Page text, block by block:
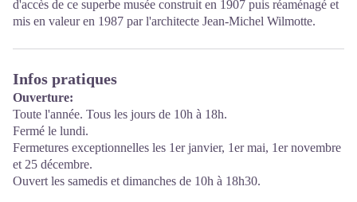
d'accès de ce superbe musée construit en 1907 puis réaménagé et
mis en valeur en 1987 par l'architecte Jean-Michel Wilmotte.
Infos pratiques
Ouverture:
Toute l'année. Tous les jours de 10h à 18h.
Fermé le lundi.
Fermetures exceptionnelles les 1er janvier, 1er mai, 1er novembre
et 25 décembre.
Ouvert les samedis et dimanches de 10h à 18h30.